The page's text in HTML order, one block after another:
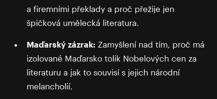
a firemními překlady a proč přežije jen
špičková umělecká literatura.
Maďarský zázrak: Zamyšlení nad tím, proč má
izolované Maďarsko tolik Nobelových cen za
literaturu a jak to souvisí s jejich národní
melancholií.